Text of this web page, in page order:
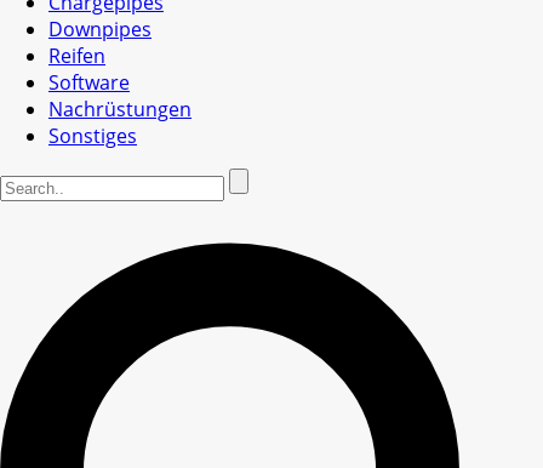
Downpipes
Reifen
Software
Nachrüstungen
Sonstiges